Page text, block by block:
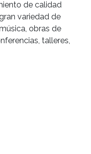
de calidad
variedad de
obras de
talleres,